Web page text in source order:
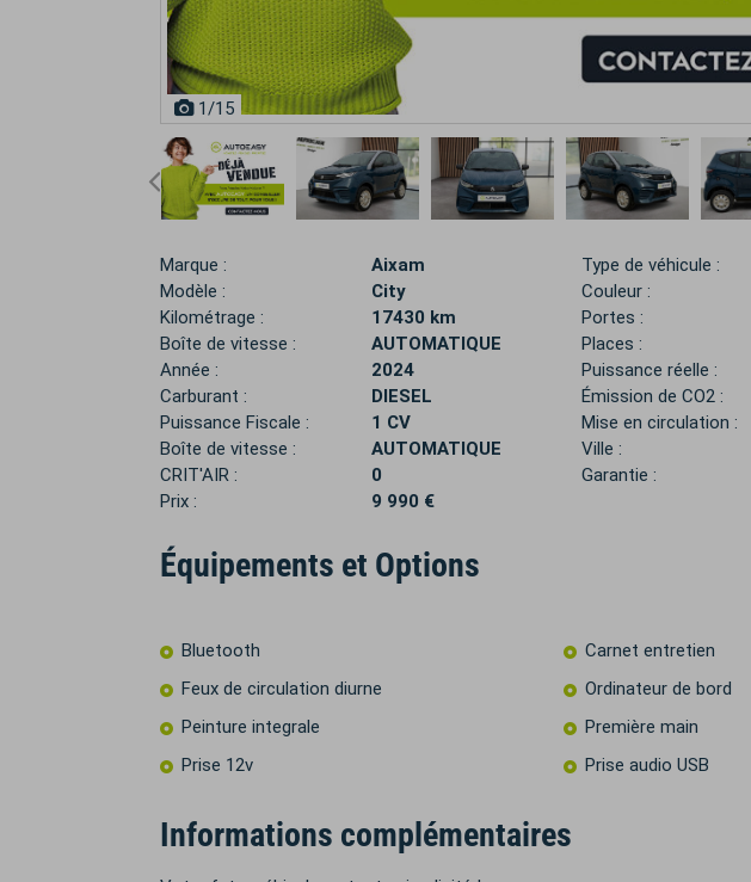
1/15
Marque :
Aixam
Modèle :
City
Kilométrage :
17430 km
Boîte de vitesse :
AUTOMATIQUE
Année :
2024
Carburant :
DIESEL
Puissance Fiscale :
1 CV
Boîte de vitesse :
AUTOMATIQUE
CRIT'AIR :
0
Prix :
9 990 €
Type de véhicule :
Couleur :
Portes :
Places :
Puissance réelle :
Émission de CO2 :
Mise en circulation :
Ville :
Garantie :
Équipements et Options
Bluetooth
Carnet entretien
Feux de circulation diurne
Ordinateur de bord
Peinture integrale
Première main
Prise 12v
Prise audio USB
Informations complémentaires